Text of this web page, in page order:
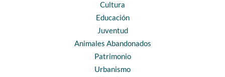
Cultura
Educación
Juventud
Animales Abandonados
Patrimonio
Urbanismo